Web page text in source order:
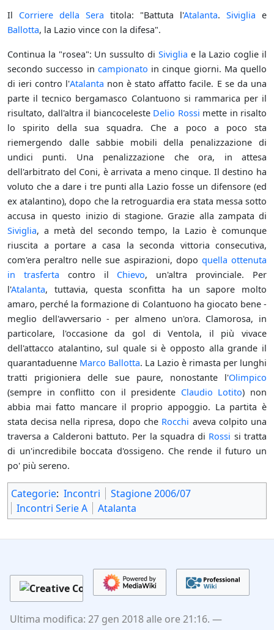
Il Corriere della Sera titola: "Battuta l'Atalanta. Siviglia e
Ballotta, la Lazio vince con la difesa".
Continua la "rosea": Un sussulto di Siviglia e la Lazio coglie il
secondo successo in campionato in cinque giorni. Ma quello
di ieri contro l'Atalanta non è stato affatto facile. E se da una
parte il tecnico bergamasco Colantuono si rammarica per il
risultato, dall'altra il biancoceleste Delio Rossi mette in risalto
lo spirito della sua squadra. Che a poco a poco sta
riemergendo dalle sabbie mobili della penalizzazione di
undici punti. Una penalizzazione che ora, in attesa
dell'arbitrato del Coni, è arrivata a meno cinque. Il destino ha
voluto che a dare i tre punti alla Lazio fosse un difensore (ed
ex atalantino), dopo che la retroguardia era stata messa sotto
accusa in questo inizio di stagione. Grazie alla zampata di
Siviglia, a metà del secondo tempo, la Lazio è comunque
riuscita a portare a casa la seconda vittoria consecutiva,
com'era peraltro nelle sue aspirazioni, dopo quella ottenuta
in trasferta contro il Chievo, un'altra provinciale. Per
l'Atalanta, tuttavia, questa sconfitta ha un sapore molto
amaro, perché la formazione di Colantuono ha giocato bene -
meglio dell'avversario - per almeno un'ora. Clamorosa, in
particolare, l'occasione da gol di Ventola, il più vivace
dell'attacco atalantino, sul quale si è opposto alla grande il
quarantaduenne Marco Ballotta. La Lazio è rimasta per lunghi
tratti prigioniera delle sue paure, nonostante l'Olimpico
(sempre in conflitto con il presidente Claudio Lotito) non
abbia mai fatto mancare il proprio appoggio. La partita è
stata decisa nella ripresa, dopo che Rocchi aveva colpito una
traversa a Calderoni battuto. Per la squadra di Rossi si tratta
di un'incredibile boccata d'ossigeno. Che rende il futuro un
po' più sereno.
Categorie: Incontri
Stagione 2006/07
Incontri Serie A
Atalanta
Ultima modifica: 27 gen 2018 alle ore 21:16.